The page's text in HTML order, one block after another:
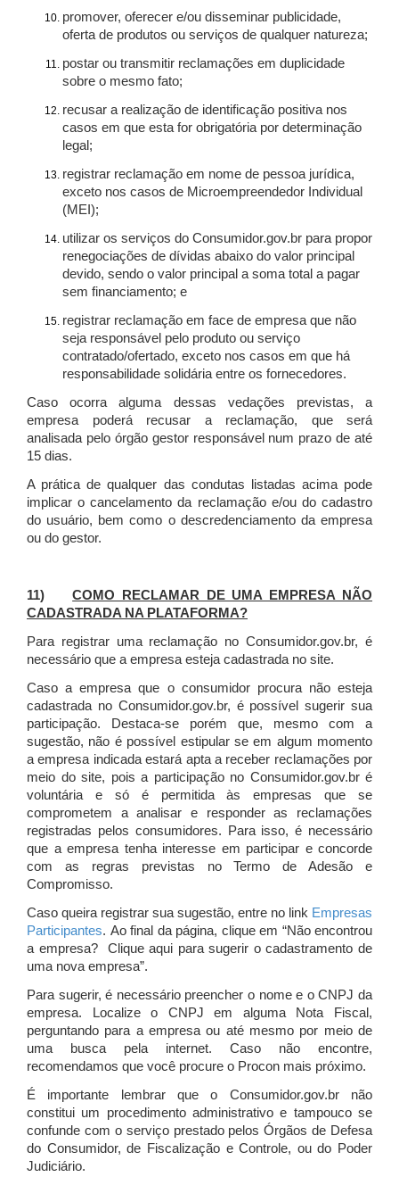
promover, oferecer e/ou disseminar publicidade,
oferta de produtos ou serviços de qualquer natureza;
postar ou transmitir reclamações em duplicidade
sobre o mesmo fato;
recusar a realização de identificação positiva nos
casos em que esta for obrigatória por determinação
legal;
registrar reclamação em nome de pessoa jurídica,
exceto nos casos de Microempreendedor Individual
(MEI);
utilizar os serviços do Consumidor.gov.br para propor
renegociações de dívidas abaixo do valor principal
devido, sendo o valor principal a soma total a pagar
sem financiamento; e
registrar reclamação em face de empresa que não
seja responsável pelo produto ou serviço
contratado/ofertado, exceto nos casos em que há
responsabilidade solidária entre os fornecedores.
Caso ocorra alguma dessas vedações previstas, a
empresa poderá recusar a reclamação, que será
analisada pelo órgão gestor responsável num prazo de até
15 dias.
A prática de qualquer das condutas listadas acima pode
implicar o cancelamento da reclamação e/ou do cadastro
do usuário, bem como o descredenciamento da empresa
ou do gestor.
11)COMO RECLAMAR DE UMA EMPRESA NÃO
CADASTRADA NA PLATAFORMA?
Para registrar uma reclamação no Consumidor.gov.br, é
necessário que a empresa esteja cadastrada no site.
Caso a empresa que o consumidor procura não esteja
cadastrada no Consumidor.gov.br, é possível sugerir sua
participação. Destaca-se porém que, mesmo com a
sugestão, não é possível estipular se em algum momento
a empresa indicada estará apta a receber reclamações por
meio do site, pois a participação no Consumidor.gov.br é
voluntária e só é permitida às empresas que se
comprometem a analisar e responder as reclamações
registradas pelos consumidores. Para isso, é necessário
que a empresa tenha interesse em participar e concorde
com as regras previstas no Termo de Adesão e
Compromisso.
Caso queira registrar sua sugestão, entre no link Empresas
Participantes. Ao final da página, clique em “Não encontrou
a empresa? Clique aqui para sugerir o cadastramento de
uma nova empresa”.
Para sugerir, é necessário preencher o nome e o CNPJ da
empresa. Localize o CNPJ em alguma Nota Fiscal,
perguntando para a empresa ou até mesmo por meio de
uma busca pela internet. Caso não encontre,
recomendamos que você procure o Procon mais próximo.
É importante lembrar que o Consumidor.gov.br não
constitui um procedimento administrativo e tampouco se
confunde com o serviço prestado pelos Órgãos de Defesa
do Consumidor, de Fiscalização e Controle, ou do Poder
Judiciário.